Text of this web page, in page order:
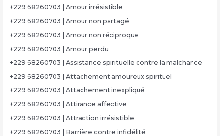
+229 68260703 | Amour irrésistible
+229 68260703 | Amour non partagé
+229 68260703 | Amour non réciproque
+229 68260703 | Amour perdu
+229 68260703 | Assistance spirituelle contre la malchance
+229 68260703 | Attachement amoureux spirituel
+229 68260703 | Attachement inexpliqué
+229 68260703 | Attirance affective
+229 68260703 | Attraction irrésistible
+229 68260703 | Barrière contre infidélité